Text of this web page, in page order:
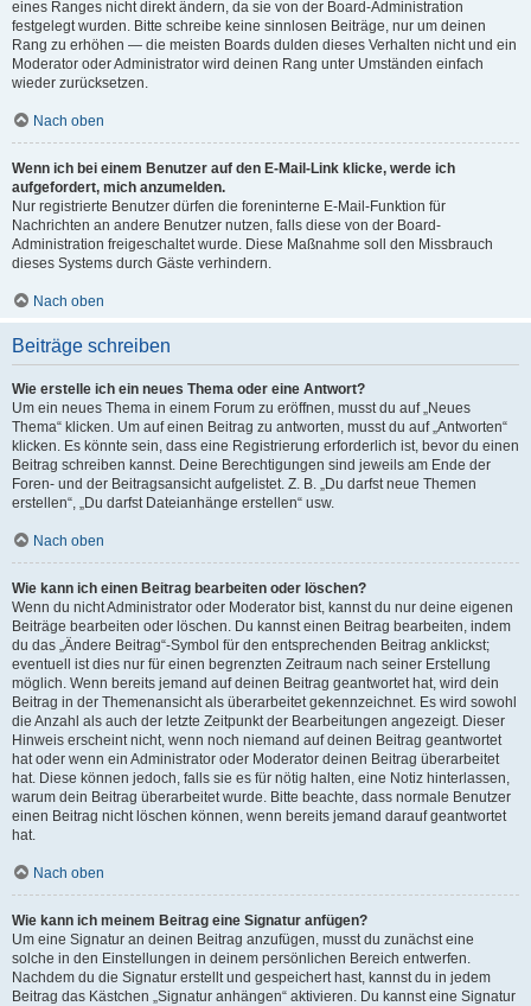
eines Ranges nicht direkt ändern, da sie von der Board-Administration
festgelegt wurden. Bitte schreibe keine sinnlosen Beiträge, nur um deinen
Rang zu erhöhen — die meisten Boards dulden dieses Verhalten nicht und ein
Moderator oder Administrator wird deinen Rang unter Umständen einfach
wieder zurücksetzen.
Nach oben
Wenn ich bei einem Benutzer auf den E-Mail-Link klicke, werde ich
aufgefordert, mich anzumelden.
Nur registrierte Benutzer dürfen die foreninterne E-Mail-Funktion für
Nachrichten an andere Benutzer nutzen, falls diese von der Board-
Administration freigeschaltet wurde. Diese Maßnahme soll den Missbrauch
dieses Systems durch Gäste verhindern.
Nach oben
Beiträge schreiben
Wie erstelle ich ein neues Thema oder eine Antwort?
Um ein neues Thema in einem Forum zu eröffnen, musst du auf „Neues
Thema“ klicken. Um auf einen Beitrag zu antworten, musst du auf „Antworten“
klicken. Es könnte sein, dass eine Registrierung erforderlich ist, bevor du einen
Beitrag schreiben kannst. Deine Berechtigungen sind jeweils am Ende der
Foren- und der Beitragsansicht aufgelistet. Z. B. „Du darfst neue Themen
erstellen“, „Du darfst Dateianhänge erstellen“ usw.
Nach oben
Wie kann ich einen Beitrag bearbeiten oder löschen?
Wenn du nicht Administrator oder Moderator bist, kannst du nur deine eigenen
Beiträge bearbeiten oder löschen. Du kannst einen Beitrag bearbeiten, indem
du das „Ändere Beitrag“-Symbol für den entsprechenden Beitrag anklickst;
eventuell ist dies nur für einen begrenzten Zeitraum nach seiner Erstellung
möglich. Wenn bereits jemand auf deinen Beitrag geantwortet hat, wird dein
Beitrag in der Themenansicht als überarbeitet gekennzeichnet. Es wird sowohl
die Anzahl als auch der letzte Zeitpunkt der Bearbeitungen angezeigt. Dieser
Hinweis erscheint nicht, wenn noch niemand auf deinen Beitrag geantwortet
hat oder wenn ein Administrator oder Moderator deinen Beitrag überarbeitet
hat. Diese können jedoch, falls sie es für nötig halten, eine Notiz hinterlassen,
warum dein Beitrag überarbeitet wurde. Bitte beachte, dass normale Benutzer
einen Beitrag nicht löschen können, wenn bereits jemand darauf geantwortet
hat.
Nach oben
Wie kann ich meinem Beitrag eine Signatur anfügen?
Um eine Signatur an deinen Beitrag anzufügen, musst du zunächst eine
solche in den Einstellungen in deinem persönlichen Bereich entwerfen.
Nachdem du die Signatur erstellt und gespeichert hast, kannst du in jedem
Beitrag das Kästchen „Signatur anhängen“ aktivieren. Du kannst eine Signatur